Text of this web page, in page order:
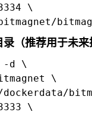
\
（推荐用于未来
-d \
\
dockerdata/
\